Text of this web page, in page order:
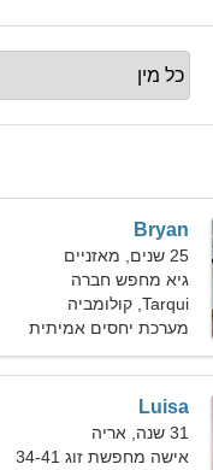
Bryan
25 שנים, מאזניים
גיא מחפש חברה
Tarqui, קולומביה
מערכת יחסים אמיתית
Luisa
31 שנה, אריה
אישה מחפשת זוג 34-41